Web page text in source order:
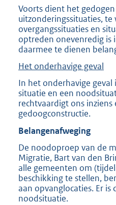
Voorts dient het
uitzonderingssituaties,
overgangssituaties en
optreden onevenredig is
daarmee te dienen
Het onderhavige geval
In het onderhavige geval
situatie en een
rechtvaardigt ons
gedoogconstructie.
Belangenafweging
De noodoproep van de
Migratie, Bart van den
alle gemeenten om
beschikking te stellen,
aan opvanglocaties. Er is
noodsituatie.